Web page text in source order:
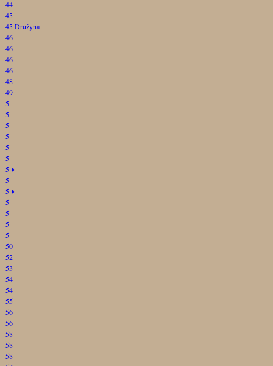
44
45
45 Drużyna
46
46
46
46
48
49
5
5
5
5
5
5
5♦
5
5♦
5
5
5
5
50
52
53
54
54
55
56
56
58
58
58